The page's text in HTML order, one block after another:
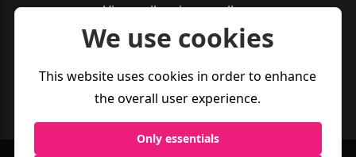
Vive melhor, joga melhor.
We use cookies
This website uses cookies in order to enhance
the overall user experience.
Only essentials